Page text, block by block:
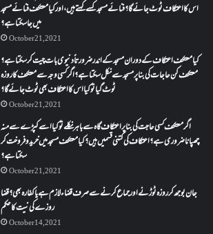
اس کا اعتکاف ٹوٹ جائے گا؟فنائے مسجد کسے کہتے ہیں ، اور کیا معتکف فنائے مسجد
میں جا سکتا ہے؟
October 21, 2021
کیا معتکف اعتکاف کے دوران مسجد کے اندر ضرورتاً دنیوی بات چیت کر سکتا ہے؟
معتکف کن حاجات کی بنا پر مسجد سے نکل سکتا ہے؟ اگر کسی وجہ سے معتکف کا روزہ
ٹوٹ گیا تو کیا اس کا اعتکاف بھی ٹوٹ جائے گا؟
October 21, 2021
اگر معتکف کسی حاجت کی بنا پر اعتکاف گاہ سے باہر نکلے تو کیا اسے کپڑے سے منہ
چھپانا ضروری ہے؟اعتکاف کی کتنی قسمیں ہیں؟کیا معتکف مسجد میں خرید و فروخت کر
سکتا ہے؟
October 21, 2021
جان بوجھ کر روزہ ٹوڑنے اور جماع کرنے سے صرف قضاء لازم ہے یا کفارہ بھی؟ قضا
روزے کی نیت کا حکم
October 14, 2021